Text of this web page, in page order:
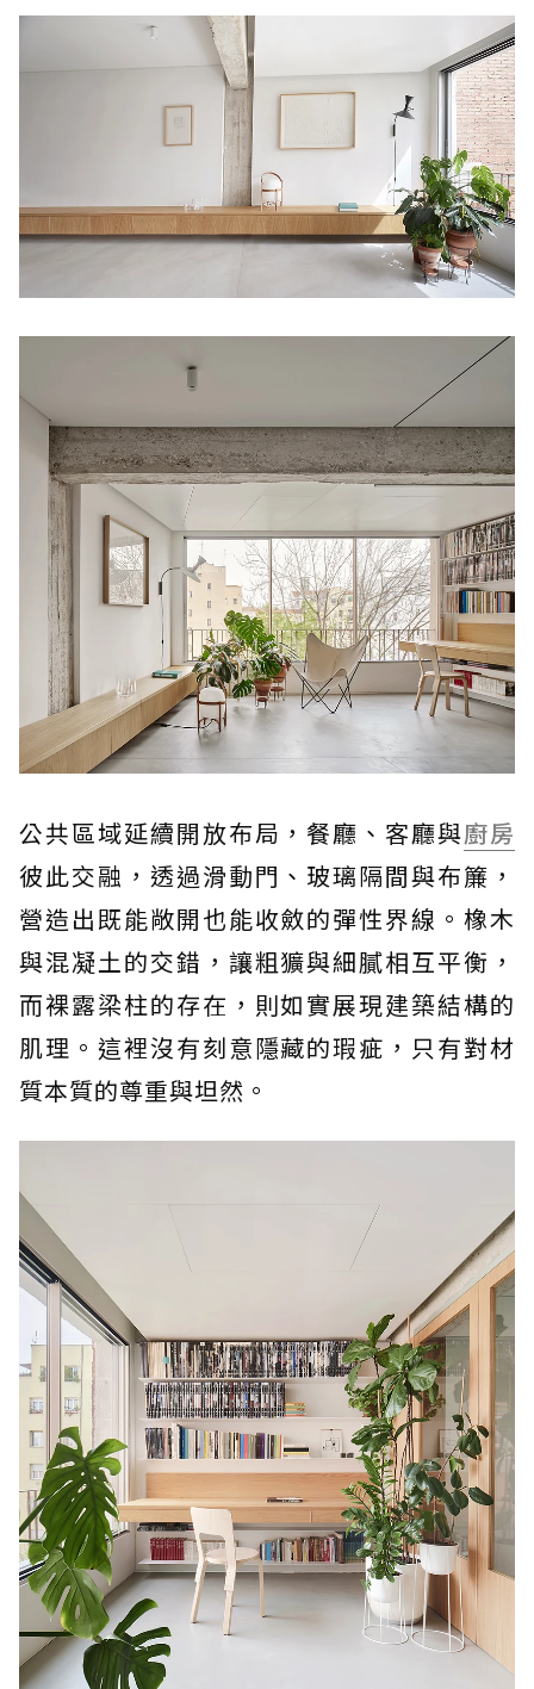
公共區域延續開放布局，餐廳、客廳與廚房
彼此交融，透過滑動門、玻璃隔間與布簾，
營造出既能敞開也能收斂的彈性界線。橡木
與混凝土的交錯，讓粗獷與細膩相互平衡，
而裸露梁柱的存在，則如實展現建築結構的
肌理。這裡沒有刻意隱藏的瑕疵，只有對材
質本質的尊重與坦然。